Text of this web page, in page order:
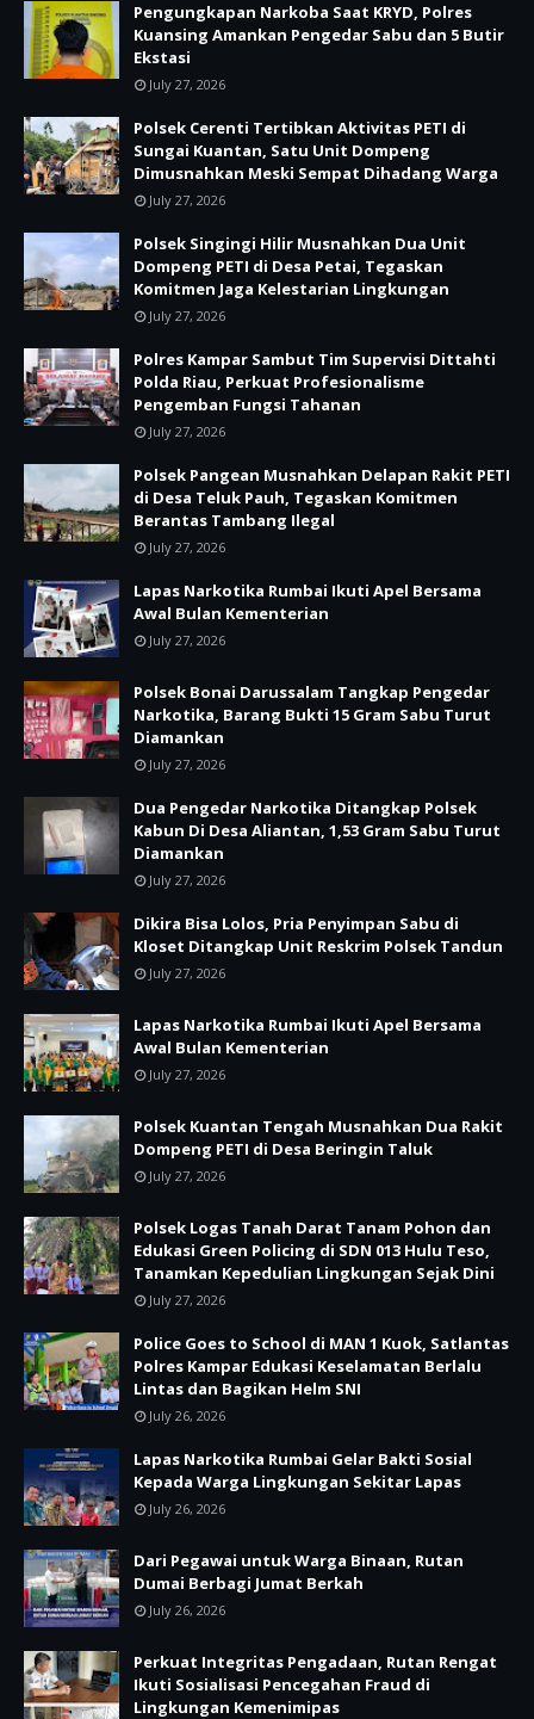
Pengungkapan Narkoba Saat KRYD, Polres
Kuansing Amankan Pengedar Sabu dan 5 Butir
Ekstasi
July 27, 2026
Polsek Cerenti Tertibkan Aktivitas PETI di
Sungai Kuantan, Satu Unit Dompeng
Dimusnahkan Meski Sempat Dihadang Warga
July 27, 2026
Polsek Singingi Hilir Musnahkan Dua Unit
Dompeng PETI di Desa Petai, Tegaskan
Komitmen Jaga Kelestarian Lingkungan
July 27, 2026
Polres Kampar Sambut Tim Supervisi Dittahti
Polda Riau, Perkuat Profesionalisme
Pengemban Fungsi Tahanan
July 27, 2026
Polsek Pangean Musnahkan Delapan Rakit PETI
di Desa Teluk Pauh, Tegaskan Komitmen
Berantas Tambang Ilegal
July 27, 2026
Lapas Narkotika Rumbai Ikuti Apel Bersama
Awal Bulan Kementerian
July 27, 2026
Polsek Bonai Darussalam Tangkap Pengedar
Narkotika, Barang Bukti 15 Gram Sabu Turut
Diamankan
July 27, 2026
Dua Pengedar Narkotika Ditangkap Polsek
Kabun Di Desa Aliantan, 1,53 Gram Sabu Turut
Diamankan
July 27, 2026
Dikira Bisa Lolos, Pria Penyimpan Sabu di
Kloset Ditangkap Unit Reskrim Polsek Tandun
July 27, 2026
Lapas Narkotika Rumbai Ikuti Apel Bersama
Awal Bulan Kementerian
July 27, 2026
Polsek Kuantan Tengah Musnahkan Dua Rakit
Dompeng PETI di Desa Beringin Taluk
July 27, 2026
Polsek Logas Tanah Darat Tanam Pohon dan
Edukasi Green Policing di SDN 013 Hulu Teso,
Tanamkan Kepedulian Lingkungan Sejak Dini
July 27, 2026
Police Goes to School di MAN 1 Kuok, Satlantas
Polres Kampar Edukasi Keselamatan Berlalu
Lintas dan Bagikan Helm SNI
July 26, 2026
Lapas Narkotika Rumbai Gelar Bakti Sosial
Kepada Warga Lingkungan Sekitar Lapas
July 26, 2026
Dari Pegawai untuk Warga Binaan, Rutan
Dumai Berbagi Jumat Berkah
July 26, 2026
Perkuat Integritas Pengadaan, Rutan Rengat
Ikuti Sosialisasi Pencegahan Fraud di
Lingkungan Kemenimipas